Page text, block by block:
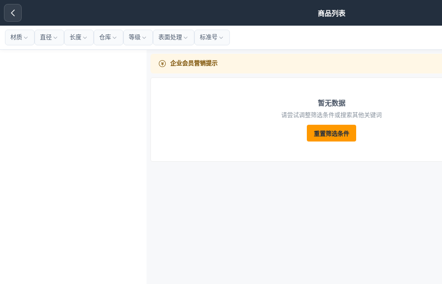
商品列表
材质 直径 长度 仓库 等级 表面处理 标准号
企业会员营销提示
暂无数据
请尝试调整筛选条件或搜索其他关键词
重置筛选条件